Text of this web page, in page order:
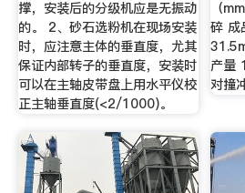
撑，安装后的分级机应是无振动
的。 2、砂石选粉机在现场安装
时，应注意主体的垂直度，尤其
保证内部转子的垂直度，安装时
可以在主轴皮带盘上用水平仪校
正主轴垂直度(<2/1000)。
（
碎
产量
对撞